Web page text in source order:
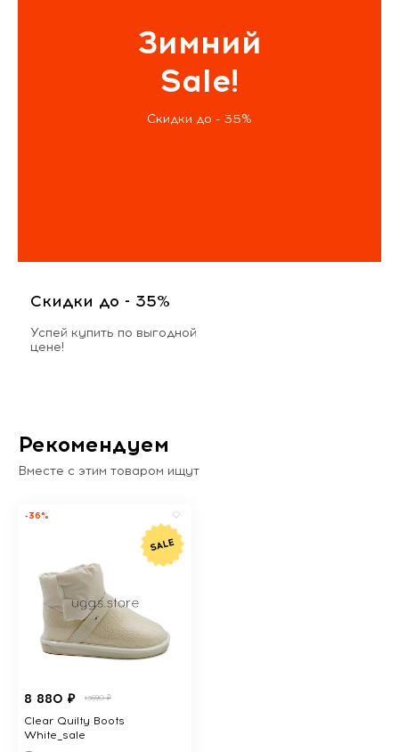
Зимний
Sale!
Скидки до - 35%
Скидки до - 35%
Успей купить по выгодной
цене!
Рекомендуем
Вместе с этим товаром ищут
-36%
8 880 ₽ 13690 ₽
Clear Quilty Boots
White_sale